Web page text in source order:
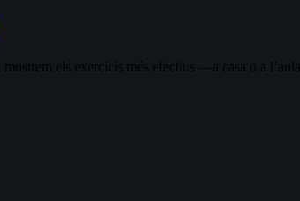
els exercicis més efectius —a casa o a